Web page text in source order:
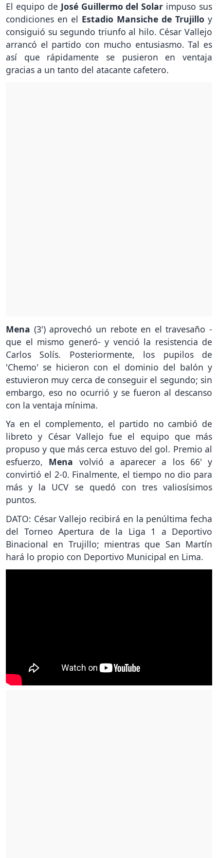
El equipo de José Guillermo del Solar impuso sus
condiciones en el Estadio Mansiche de Trujillo y
consiguió su segundo triunfo al hilo. César Vallejo
arrancó el partido con mucho entusiasmo. Tal es
así que rápidamente se pusieron en ventaja
gracias a un tanto del atacante cafetero.
Mena (3') aprovechó un rebote en el travesaño -
que el mismo generó- y venció la resistencia de
Carlos Solís. Posteriormente, los pupilos de
'Chemo' se hicieron con el dominio del balón y
estuvieron muy cerca de conseguir el segundo; sin
embargo, eso no ocurrió y se fueron al descanso
con la ventaja mínima.
Ya en el complemento, el partido no cambió de
libreto y César Vallejo fue el equipo que más
propuso y que más cerca estuvo del gol. Premio al
esfuerzo, Mena volvió a aparecer a los 66' y
convirtió el 2-0. Finalmente, el tiempo no dio para
más y la UCV se quedó con tres valiosísimos
puntos.
DATO: César Vallejo recibirá en la penúltima fecha
del Torneo Apertura de la Liga 1 a Deportivo
Binacional en Trujillo; mientras que San Martín
hará lo propio con Deportivo Municipal en Lima.